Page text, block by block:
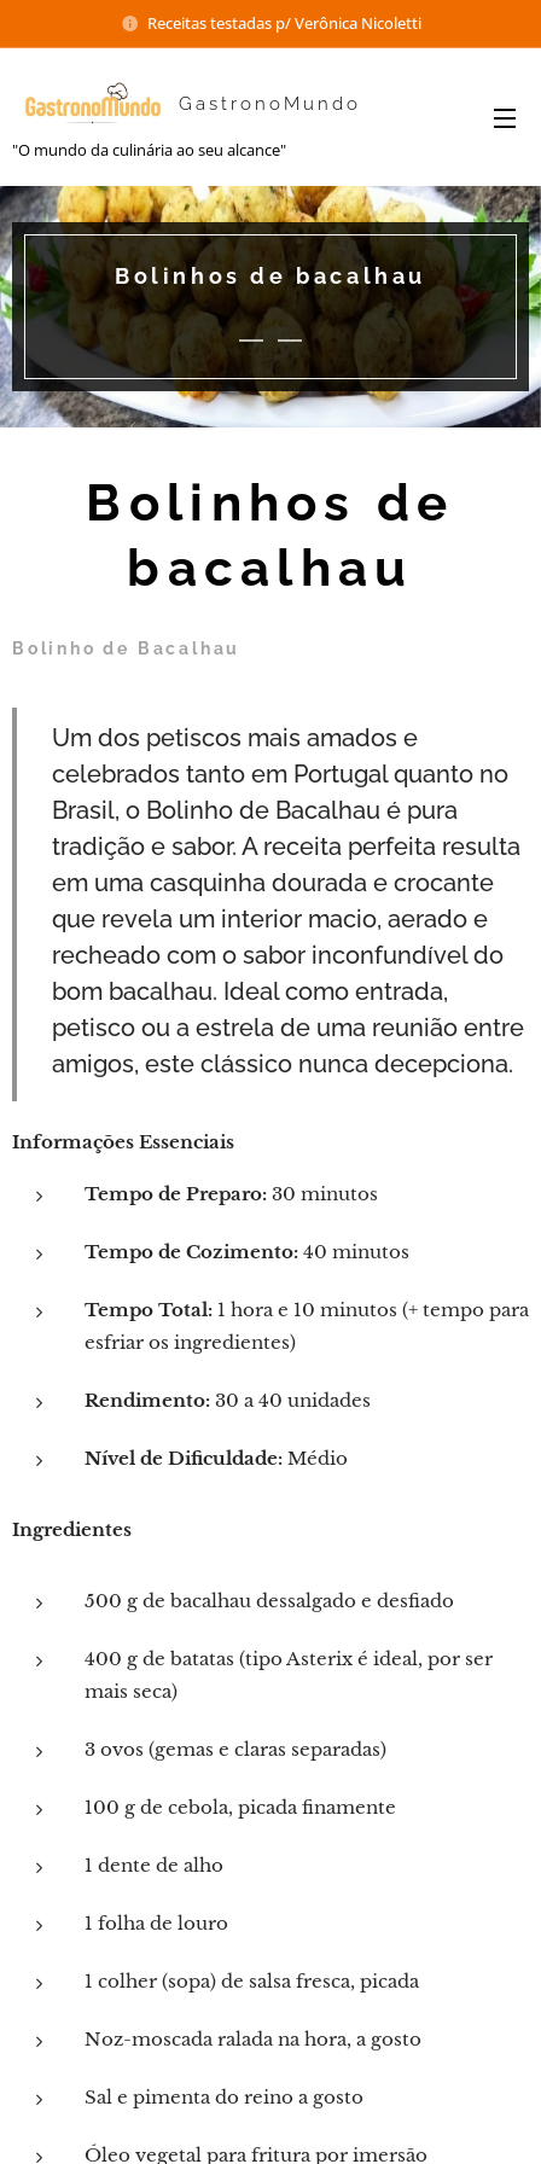
Receitas testadas p/ Verônica Nicoletti
GastronoMundo
"O mundo da culinária ao seu alcance"
Bolinhos de bacalhau
Bolinhos de
bacalhau
Bolinho de Bacalhau
Um dos petiscos mais amados e
celebrados tanto em Portugal quanto no
Brasil, o Bolinho de Bacalhau é pura
tradição e sabor. A receita perfeita resulta
em uma casquinha dourada e crocante
que revela um interior macio, aerado e
recheado com o sabor inconfundível do
bom bacalhau. Ideal como entrada,
petisco ou a estrela de uma reunião entre
amigos, este clássico nunca decepciona.
Informações Essenciais
Tempo de Preparo: 30 minutos
Tempo de Cozimento: 40 minutos
Tempo Total: 1 hora e 10 minutos (+ tempo para
esfriar os ingredientes)
Rendimento: 30 a 40 unidades
Nível de Dificuldade: Médio
Ingredientes
500 g de bacalhau dessalgado e desfiado
400 g de batatas (tipo Asterix é ideal, por ser
mais seca)
3 ovos (gemas e claras separadas)
100 g de cebola, picada finamente
1 dente de alho
1 folha de louro
1 colher (sopa) de salsa fresca, picada
Noz-moscada ralada na hora, a gosto
Sal e pimenta do reino a gosto
Óleo vegetal para fritura por imersão